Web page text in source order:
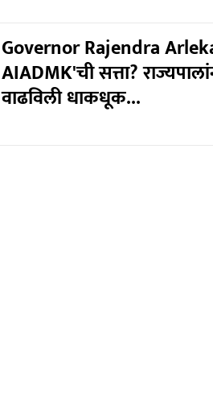
Governor Rajendra
AIADMK'ची सत्ता?
वाढविली धाकधूक...